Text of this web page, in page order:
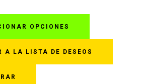
OPCIONES
múltiples
variantes.
A LA LISTA DE DESEOS